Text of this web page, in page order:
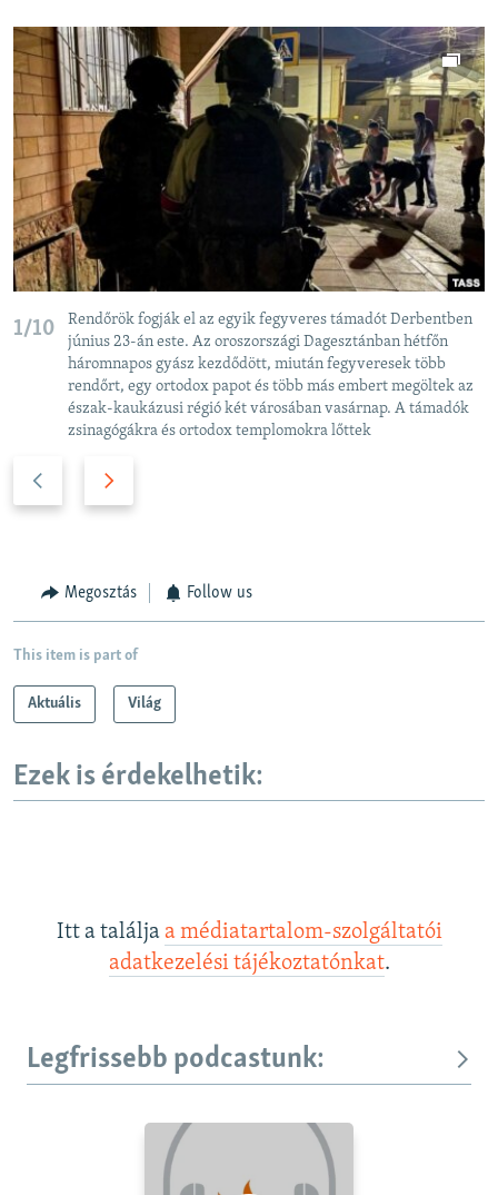
1/10
Rendőrök fogják el az egyik fegyveres támadót Derbentben
június 23-án este. Az oroszországi Dagesztánban hétfőn
háromnapos gyász kezdődött, miután fegyveresek több
rendőrt, egy ortodox papot és több más embert megöltek az
észak-kaukázusi régió két városában vasárnap. A támadók
zsinagógákra és ortodox templomokra lőttek
s
s
l
d
e
l
d
e
Megosztás Follow us
This item is part of
Aktuális Világ
Ezek is érdekelhetik:
Itt a találja a médiatartalom-szolgáltatói
adatkezelési tájékoztatónkat.
Legfrissebb podcastunk: